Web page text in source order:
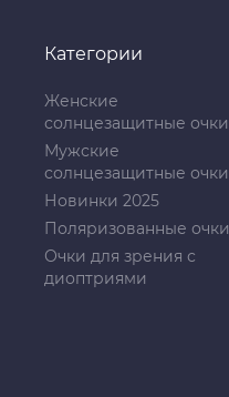
Категории
Женские
солнцезащитные очки
Мужские
солнцезащитные очки
Новинки 2025
Поляризованные очки
Очки для зрения с
диоптриями